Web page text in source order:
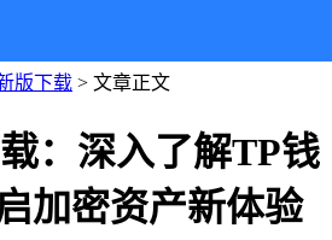
版下载 > 文章正文
：深入了解TP钱
加密资产新体验